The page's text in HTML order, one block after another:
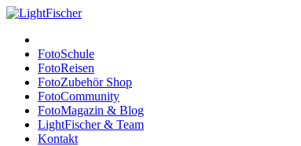
FotoSchule
FotoReisen
FotoZubehör Shop
FotoCommunity
FotoMagazin & Blog
LightFischer & Team
Kontakt